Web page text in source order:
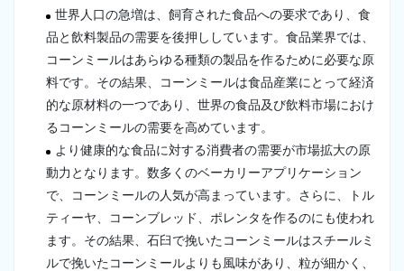
世界人口の急増は、飼育された食品への要求であり、食
品と飲料製品の需要を後押ししています。食品業界では、
コーンミールはあらゆる種類の製品を作るために必要な原
料です。その結果、コーンミールは食品産業にとって経済
的な原材料の一つであり、世界の食品及び飲料市場におけ
るコーンミールの需要を高めています。
より健康的な食品に対する消費者の需要が市場拡大の原
動力となります。数多くのベーカリーアプリケーション
で、コーンミールの人気が高まっています。さらに、トル
ティーヤ、コーンブレッド、ポレンタを作るのにも使われ
ます。その結果、石臼で挽いたコーンミールはスチールミ
ルで挽いたコーンミールよりも風味があり、粒が細かく、